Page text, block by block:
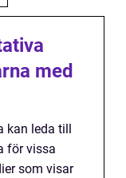
med
leda till
för vissa
som visar